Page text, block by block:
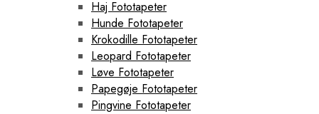
Haj Fototapeter
Hunde Fototapeter
Krokodille Fototapeter
Leopard Fototapeter
Løve Fototapeter
Papegøje Fototapeter
Pingvine Fototapeter